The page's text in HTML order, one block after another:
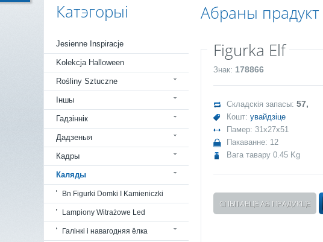
Катэгорыі
Jesienne Inspiracje
Kolekcja Halloween
Rośliny Sztuczne
Іншы
Гадзіннік
Дадзеныя
Кадры
Каляды
Bn Figurki Domki I Kamieniczki
Lampiony Witrażowe Led
Галінкі і навагодняя ёлка
Абраны прадукт
Figurka Elf
Знак: 178866
Складскія запасы: 57,
Кошт: увайдзіце
Памер: 31x27x51
Пакаванне: 12
Вага тавару 0.45 Kg
СПЫТАЕЦЕ АБ ПРАДУКЦЕ